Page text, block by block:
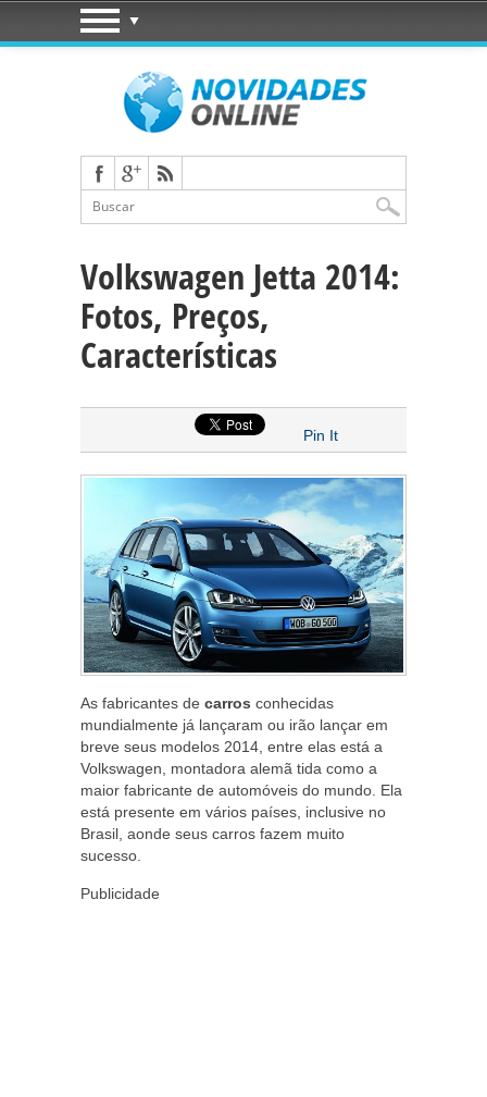
Volkswagen Jetta 2014:
Fotos, Preços,
Características
Pin It
As fabricantes de carros conhecidas
mundialmente já lançaram ou irão lançar em
breve seus modelos 2014, entre elas está a
Volkswagen, montadora alemã tida como a
maior fabricante de automóveis do mundo. Ela
está presente em vários países, inclusive no
Brasil, aonde seus carros fazem muito
sucesso.
Publicidade